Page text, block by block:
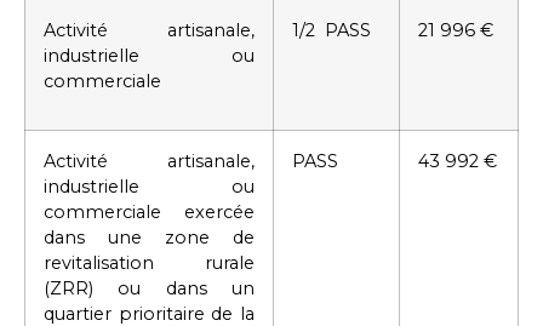
Activité artisanale,
industrielle ou
commerciale
1/2 PASS 21 996 €
Activité artisanale,
industrielle ou
commerciale exercée
dans une zone de
revitalisation rurale
(ZRR) ou dans un
quartier prioritaire de la
PASS 43 992 €